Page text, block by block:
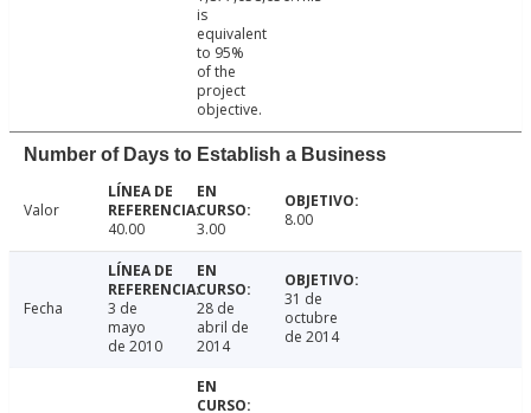
is
equivalent
to 95%
of the
project
objective.
Number of Days to Establish a Business
Valor
40.00
3.00 8.00
Fecha
3 de
mayo
de 2010
28 de
abril de
2014
31 de
octubre
de 2014